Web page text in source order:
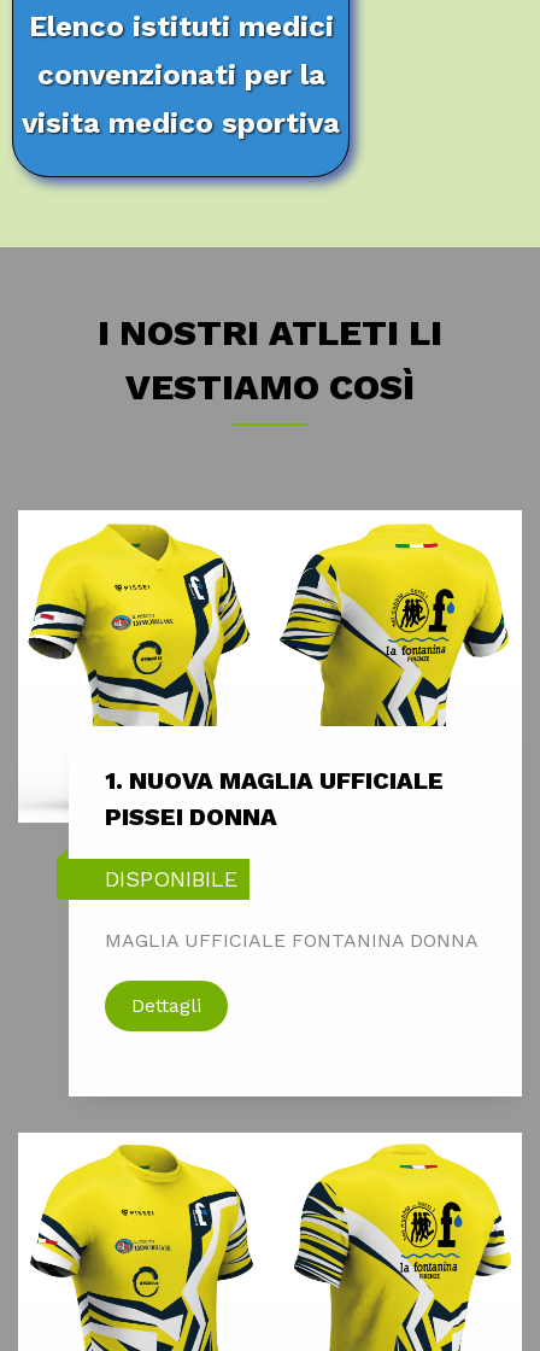
Elenco istituti medici
convenzionati per la
visita medico sportiva
I NOSTRI ATLETI LI
VESTIAMO COSÌ
1. NUOVA MAGLIA UFFICIALE
PISSEI DONNA
DISPONIBILE
MAGLIA UFFICIALE FONTANINA DONNA
Dettagli